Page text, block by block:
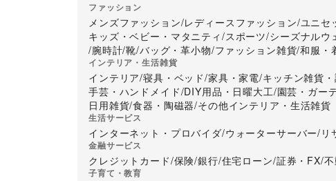
購入したものは後方の従業員休憩室にてご飲食くだ
い。ピーク時は一般のお客さまを優先するようご配慮
・ゴミ処理（分別必須）
お問合せ下さい。
■搬入搬出経路及び関係者駐車場
お問合せ下さい。
【その他注意事項】
・使用料金につきましては、イベント実施開始５営業
※契約書締結後のキャンセル、ご返金は致しません。
・貸出エリア・料金形態など予告なく変更する場合が
・イベント実施時、お客さまとのトラブル、クレーム
ファッション
メンズファッション/レディースファッション/ユニセ
キッズ・ベビー・マタニティ /スポーツ/シーズナルウ
/腕時計/靴/バッグ・革小物/ファッション雑貨/和服・
インテリア・生活雑貨
インテリア/寝具・ベッド/家具・家電/キッチン雑貨
手芸・ハンドメイド/DIY用品・日曜大工/園芸・ガー
日用雑貨/食器・陶磁器/その他インテリア・生活雑貨
生活サービス
インターネット・プロバイダ/ウォーターサーバー/ リ
金融サービス
クレジットカード/保険/銀行/住宅ローン/証券・FX/
子育て・教育